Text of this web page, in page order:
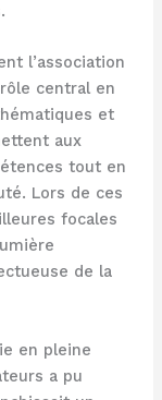
l’association
central en
et
aux
tout en
Lors de ces
focales
de la
en pleine
a pu